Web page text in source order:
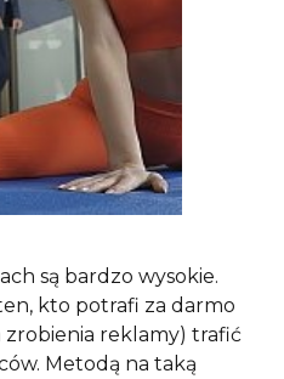
są bardzo wysokie.
kto potrafi za darmo
reklamy) trafić
Metodą na taką